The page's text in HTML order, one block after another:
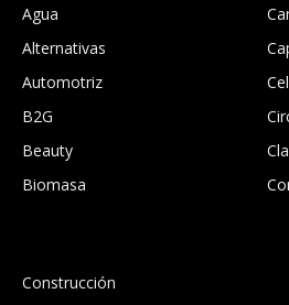
Agua
Alternativas
Automotriz
B2G
Beauty
Biomasa
Construcción